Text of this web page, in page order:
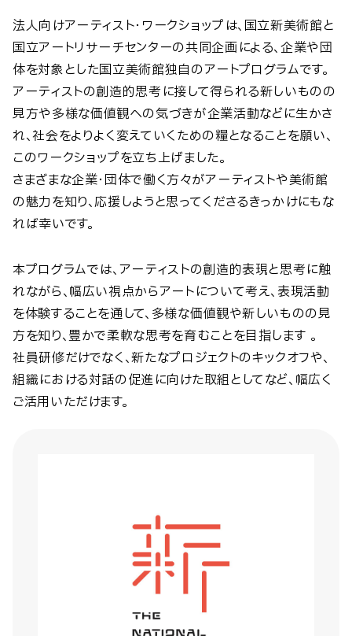
法人向けアーティスト・ワークショップは、国立新美術館と
国立アートリサーチセンターの共同企画による、企業や団
体を対象とした国立美術館独自のアートプログラムです。
アーティストの創造的思考に接して得られる新しいものの
見方や多様な価値観への気づきが企業活動などに生かさ
れ、社会をよりよく変えていくための糧となることを願い、
このワークショップを立ち上げました。
さまざまな企業・団体で働く方々がアーティストや美術館
の魅力を知り、応援しようと思ってくださるきっかけにもな
れば幸いです。
本プログラムでは、アーティストの創造的表現と思考に触
れながら、幅広い視点からアートについて考え、表現活動
を体験することを通して、多様な価値観や新しいものの見
方を知り、豊かで柔軟な思考を育むことを目指します 。
社員研修だけでなく、新たなプロジェクトのキックオフや、
組織における対話の促進に向けた取組としてなど、幅広く
ご活用いただけます。